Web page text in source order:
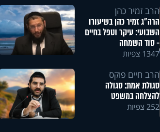
הרב זמיר כהן
הרה"ג זמיר כהן בשיעורו
השבועי: עיקר וטפל בחיים
- סוד השמחה
1347 צפיות
הרב חיים פוקס
סגולת אמת: סגולה
להצלחה במשפט
252 צפיות